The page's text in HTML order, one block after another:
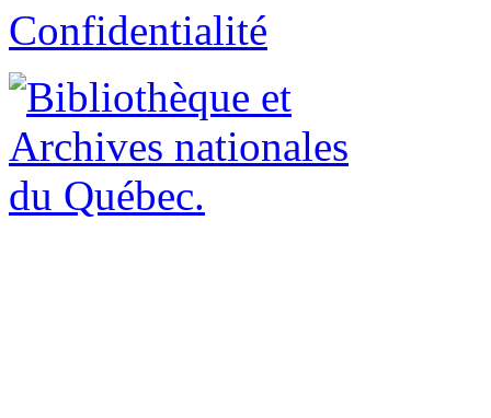
Confidentialité